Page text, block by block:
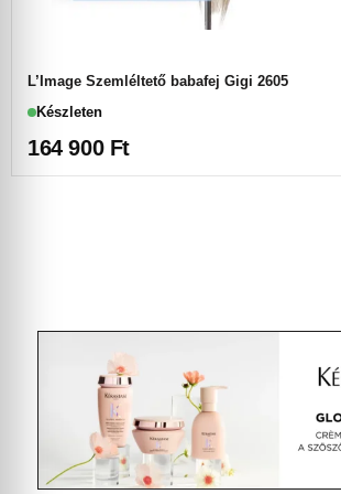
L’Image Szemléltető babafej Gigi 2605
Készleten
164 900 Ft